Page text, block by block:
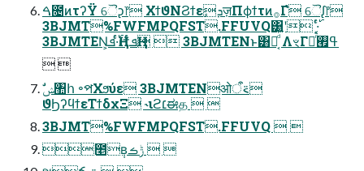
ࠓ೔ͷτʔΫ ୈᶗ෦ ΧϯϑΝϨϯεܕٕज़Πϕϯτͷ࡞Γํ ୈᶘ෦
3BJMT%FWFMPQFST.FFUVQ͸͍͔ʹ࢝·͔ͬͨ 
3BJMTEN͕࢝·ͬͨܦҢɾҭͬͨܦҢ  3BJMTENͱ͸Կ͔ͩͬͨ ΛৼΓฦͬͯߟ࡯
 
ϑϦʔϥϯεΤϯδχΞ ˞ιϩ׆ಈத  
3BJMT%FWFMPQFST.FFUVQ  
೥݄ʙݱࡏ  